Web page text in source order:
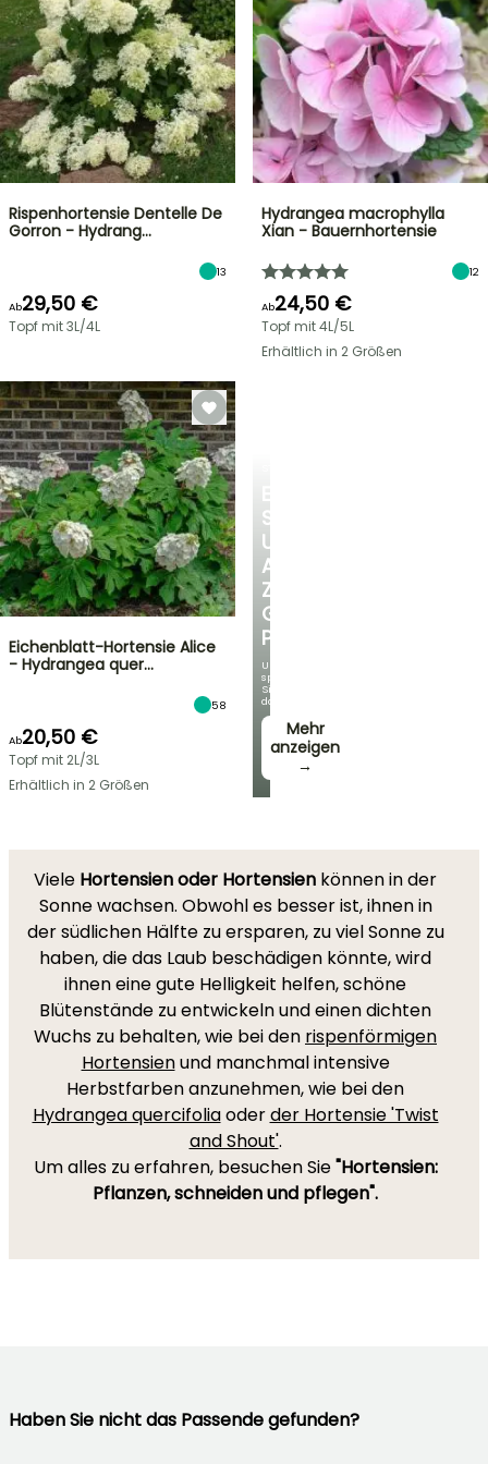
SIE
UNSERE
AUSWAHL
ZU
GÜNSTIGEN
PREISEN
Und
sparen
Sie
dabei!
Mehr
anzeigen
→
Rispenhortensie Dentelle De
Gorron - Hydrang…
13
Ab29,50 €
Topf mit 3L/4L
Hydrangea macrophylla
Xian - Bauernhortensie
12
Ab24,50 €
Topf mit 4L/5L
Erhältlich in 2 Größen
Eichenblatt-Hortensie Alice
- Hydrangea quer…
58
Ab20,50 €
Topf mit 2L/3L
Erhältlich in 2 Größen
Viele Hortensien oder Hortensien können in der
Sonne wachsen. Obwohl es besser ist, ihnen in
der südlichen Hälfte zu ersparen, zu viel Sonne zu
haben, die das Laub beschädigen könnte, wird
ihnen eine gute Helligkeit helfen, schöne
Blütenstände zu entwickeln und einen dichten
Wuchs zu behalten, wie bei den rispenförmigen
Hortensienund manchmal intensive
Herbstfarben anzunehmen, wie bei den
Hydrangea quercifoliaoderder Hortensie 'Twist
and Shout'.
Um alles zu erfahren, besuchen Sie"Hortensien:
Pflanzen, schneiden und pflegen".
Haben Sie nicht das Passende gefunden?